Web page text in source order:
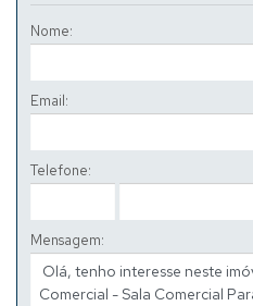
Nome:
Email:
Telefone:
Mensagem: